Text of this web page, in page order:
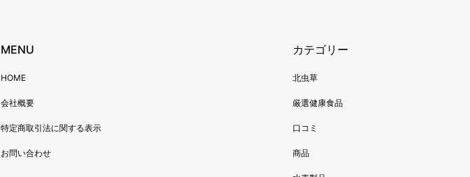
MENU
HOME
会社概要
特定商取引法に関する表示
お問い合わせ
カテゴリー
北虫草
厳選健康食品
口コミ
商品